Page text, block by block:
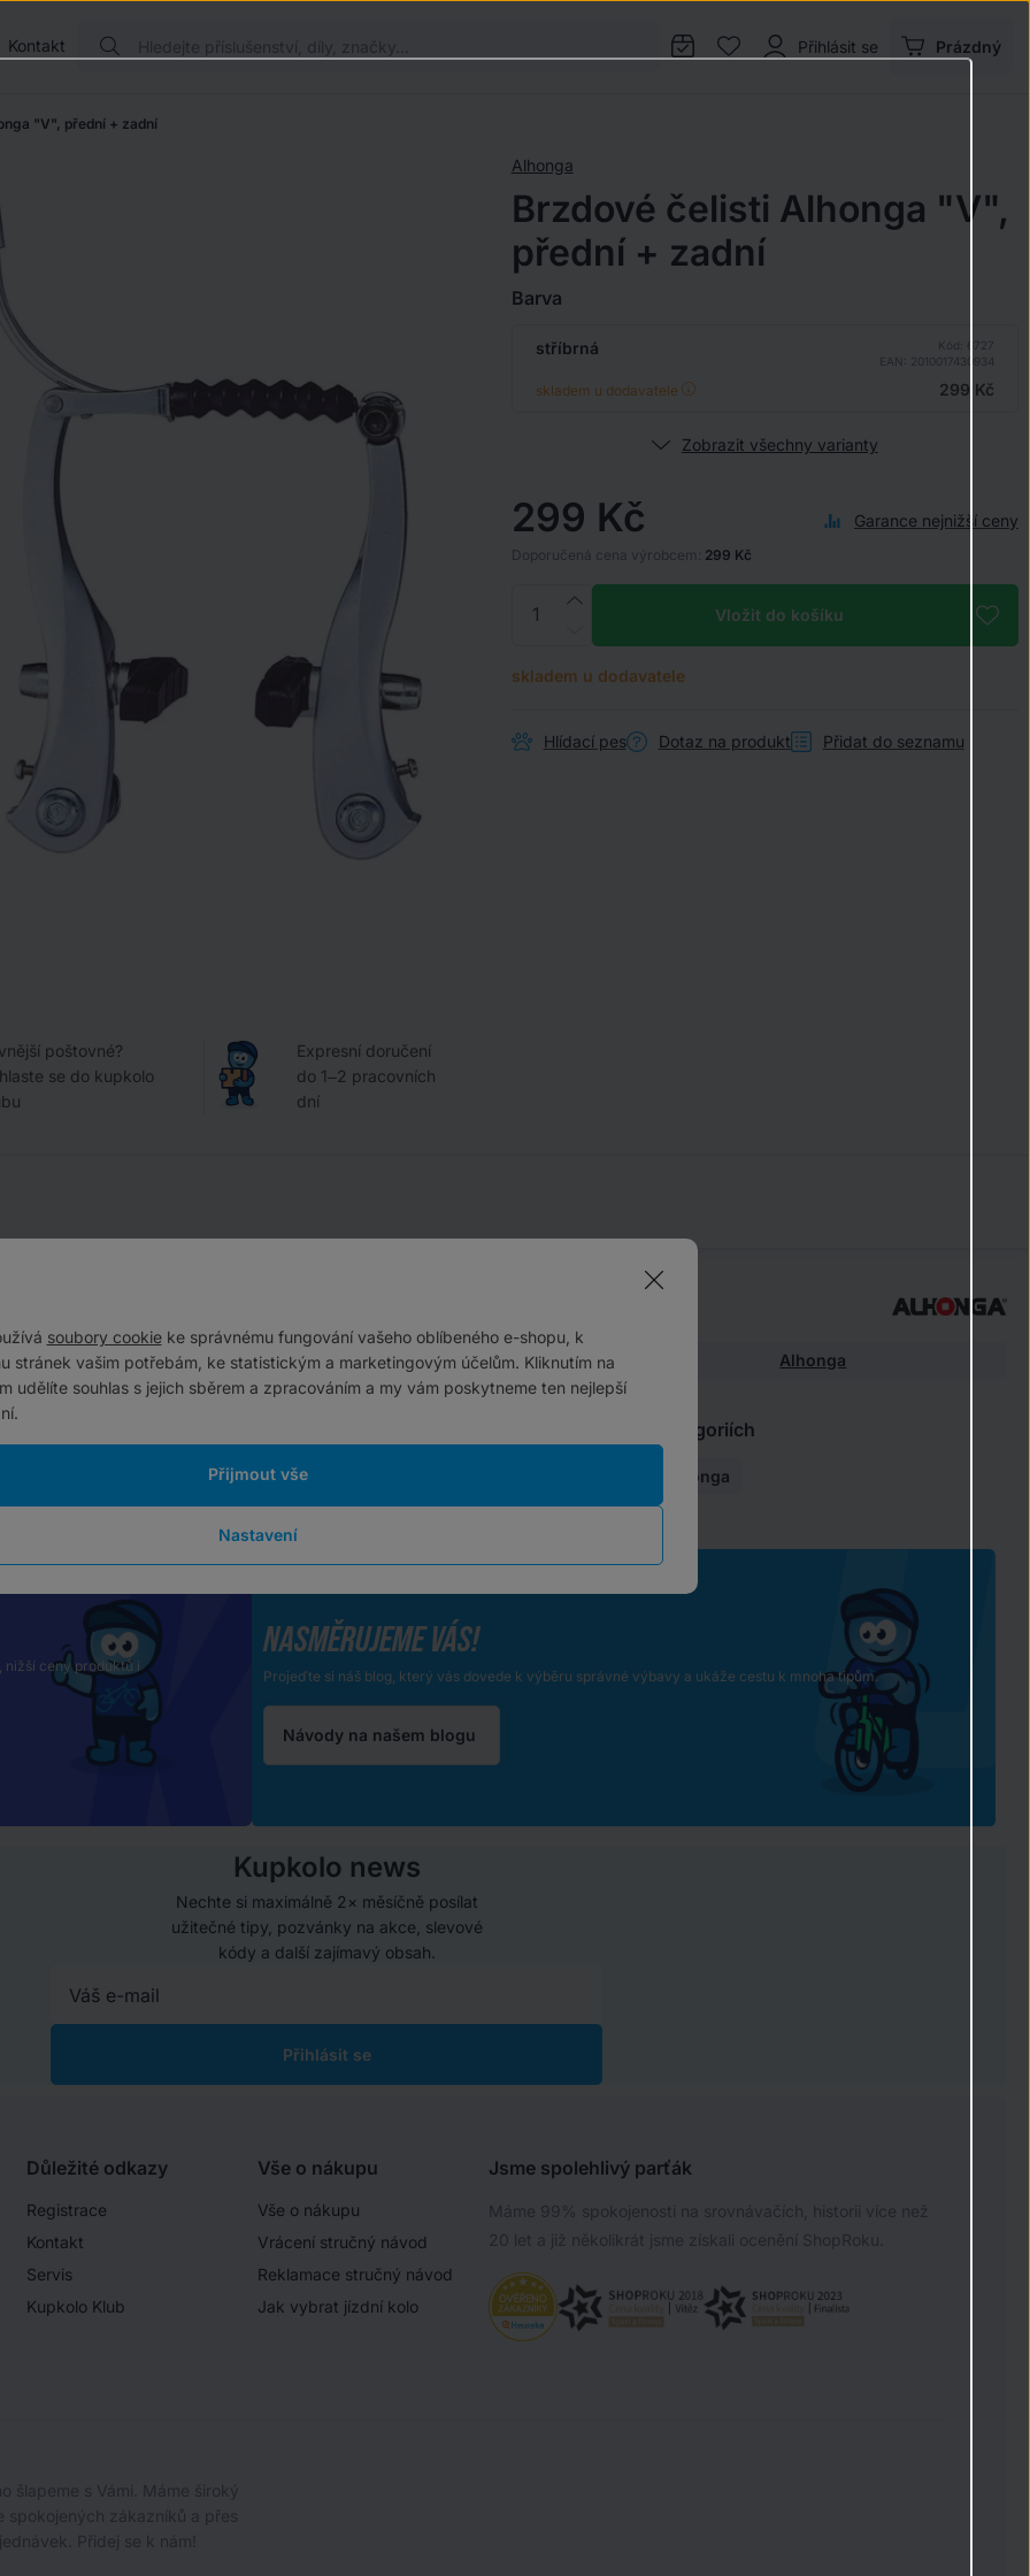
Kontakt Přihlásit se Prázdný
"V", přední + zadní
poštovné?
se do kupkolo
Expresní doručení
do 1–2 pracovních
dní
Alhonga
Brzdové čelisti Alhonga "V",
přední + zadní
Barva
stříbrná
skladem u dodavatele
Kód: 6727
EAN: 2010017430934
299 Kč
Zobrazit všechny varianty
299 Kč
Doporučená cena výrobcem: 299 Kč
Garance nejnižší ceny
Vložit do košíku
skladem u dodavatele
Hlídací pes Dotaz na produkt Přidat do seznamu
Výrobce: Alhonga
Najdete v těchto kategoriích
Alhonga
nižší ceny produktů i
NASMĚRUJEME VÁS!
Projeďte si náš blog, který vás dovede k výběru správné výbavy a ukáže cestu k mnoha tipům.
Návody na našem blogu
Kupkolo news
Nechte si maximálně 2× měsíčně posílat
užitečné tipy, pozvánky na akce, slevové
kódy a další zajímavý obsah.
Přihlásit se
Důležité odkazy
Registrace
Kontakt
Servis
Kupkolo Klub
Vše o nákupu
Vše o nákupu
Vrácení stručný návod
Reklamace stručný návod
Jak vybrat jízdní kolo
Jsme spolehlivý parťák
Máme 99% spokojenosti na srovnávačích, historii více než
20 let a již několikrát jsme získali ocenění ShopRoku.
šlapeme s Vámi. Máme široký
spokojených zákazníků a přes
Přidej se k nám!
soubory cookieke správnému fungování vašeho oblíbeného e-shopu, k
stránek vašim potřebám, ke statistickým a marketingovým účelům. Kliknutím na
udělíte souhlas s jejich sběrem a zpracováním a my vám poskytneme ten nejlepší
Nastavení
Přijmout vše